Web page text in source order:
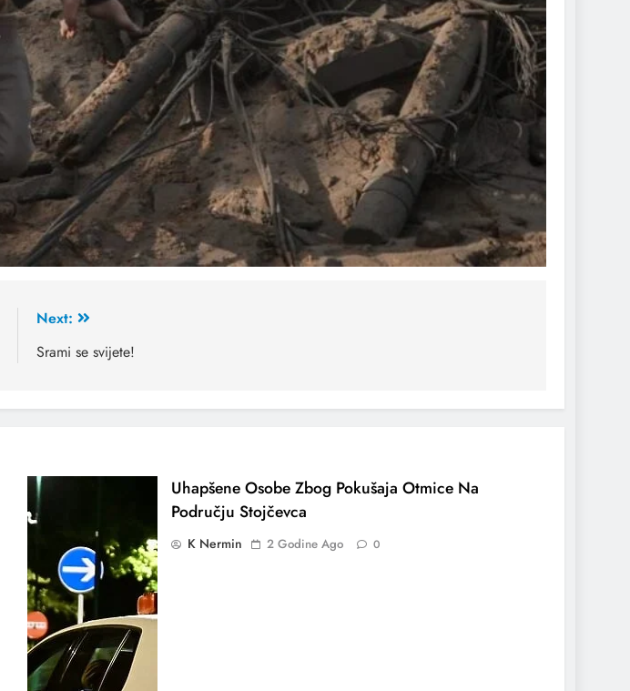
Next:
Srami se svijete!
Uhapšene Osobe Zbog Pokušaja Otmice Na
Području Stojčevca
K Nermin 2 Godine Ago 0